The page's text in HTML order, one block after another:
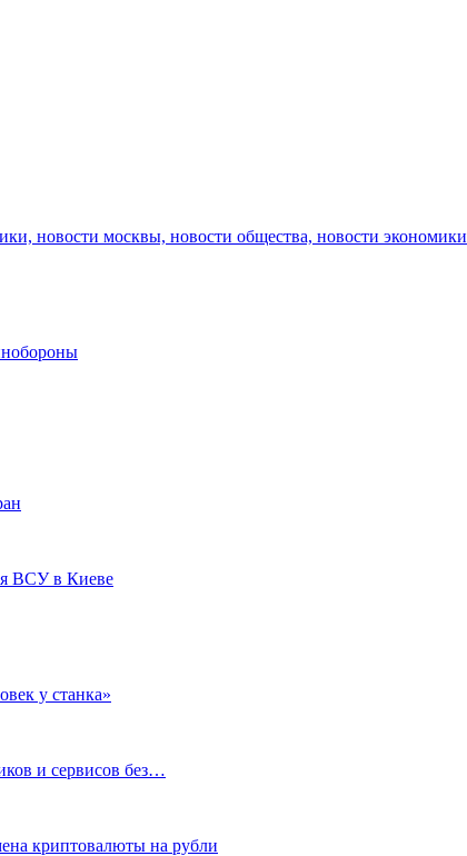
новости москвы, новости общества, новости экономики
ВСУ в Киеве
у станка»
и сервисов без…
криптовалюты на рубли